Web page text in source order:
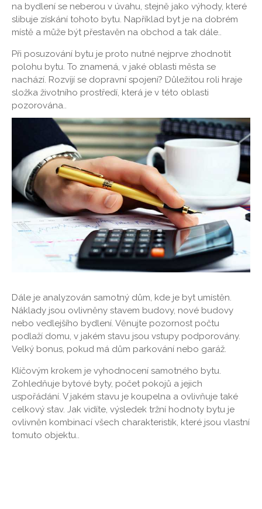
na bydlení se neberou v úvahu, stejně jako výhody, které
slibuje získání tohoto bytu. Například byt je na dobrém
místě a může být přestavěn na obchod a tak dále..
Při posuzování bytu je proto nutné nejprve zhodnotit
polohu bytu. To znamená, v jaké oblasti města se
nachází. Rozvíjí se dopravní spojení? Důležitou roli hraje
složka životního prostředí, která je v této oblasti
pozorována..
Dále je analyzován samotný dům, kde je byt umístěn.
Náklady jsou ovlivněny stavem budovy, nové budovy
nebo vedlejšího bydlení. Věnujte pozornost počtu
podlaží domu, v jakém stavu jsou vstupy podporovány.
Velký bonus, pokud má dům parkování nebo garáž.
Klíčovým krokem je vyhodnocení samotného bytu.
Zohledňuje bytové byty, počet pokojů a jejich
uspořádání. V jakém stavu je koupelna a ovlivňuje také
celkový stav. Jak vidíte, výsledek tržní hodnoty bytu je
ovlivněn kombinací všech charakteristik, které jsou vlastní
tomuto objektu..